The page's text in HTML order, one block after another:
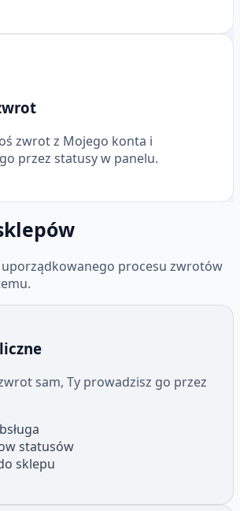
zwrot z Mojego konta i
przez statusy w panelu.
procesu zwrotów
sam, Ty prowadzisz go przez
statusów
sklepu